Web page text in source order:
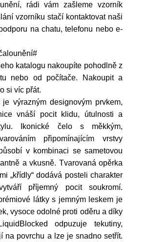
rádi vám zašleme vzorník
vzorníku stačí kontaktovat naši
na chatu, telefonu nebo e-
katalogu nakoupíte pohodlně z
nebo od počítače. Nakoupit a
si víc přát.
je výrazným designovým prvkem,
vnáší pocit klidu, útulnosti a
Ikonické čelo s měkkým,
připomínajícím vrstvy
v kombinaci se sametovou
a vkusně. Tvarovaná opěrka
„křídly“ dodává posteli charakter
příjemný pocit soukromí.
látky s jemným leskem je
vysoce odolné proti oděru a díky
odpuzuje tekutiny,
na povrchu a lze je snadno setřít.